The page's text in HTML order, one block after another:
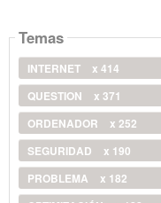
Temas
INTERNET
x 414
QUESTION
x 371
ORDENADOR
x 252
SEGURIDAD
x 190
PROBLEMA
x 182